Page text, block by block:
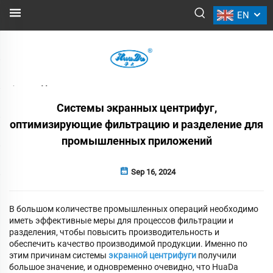
EN
НОВОСТИ
Системы экранных центрифуг,
оптимизирующие фильтрацию и разделение для
промышленных приложений
Sep 16, 2024
В большом количестве промышленных операций необходимо
иметь эффективные меры для процессов фильтрации и
разделения, чтобы повысить производительность и
обеспечить качество производимой продукции. Именно по
этим причинам системы экранной центрифуги получили
большое значение, и одновременно очевидно, что HuaDa